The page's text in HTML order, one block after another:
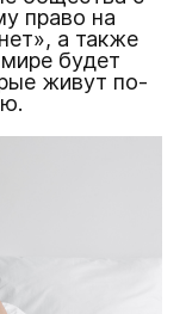
право на
а также
будет
живут по-